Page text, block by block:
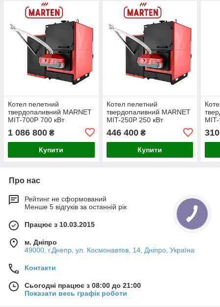
Котел пелетний
твердопаливний MARNET
MIT-700P 700 кВт
1 086 800 ₴
Купити
Котел пелетний
твердопаливний MARNET
MIT-250P 250 кВт
446 400₴
Купити
Про нас
Рейтинг не сформований
Менше 5 відгуків за останній рік
Працює з 10.03.2015
м. Дніпро
49000, г.Днепр, ул. Космонавтов, 14, Дніпро, Україна
Контакти
Сьогодні працює з 08:00 до 21:00
Показати весь графік роботи